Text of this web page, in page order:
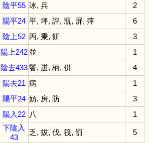
陰平55 冰, 兵
2
陽平24 平, 坪, 評, 瓶, 屏, 萍
6
陰上52 丙, 秉, 餅
3
陽上242 並
1
陰去433 鬢, 迸, 柄, 併
4
陽去21 病
1
陽平24 妨, 房, 防
3
陽入22 八 1
下陰入
43
乏, 拔, 伐, 筏, 罰 5